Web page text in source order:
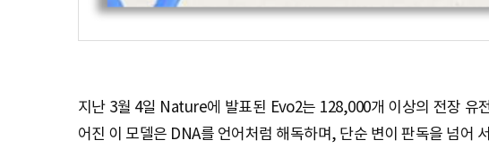
지난 3월 4일 Nature에 발표된 Evo2는 128,000개 이상의 전장 유
어진 이 모델은 DNA를 언어처럼 해독하며, 단순 변이 판독을 넘어